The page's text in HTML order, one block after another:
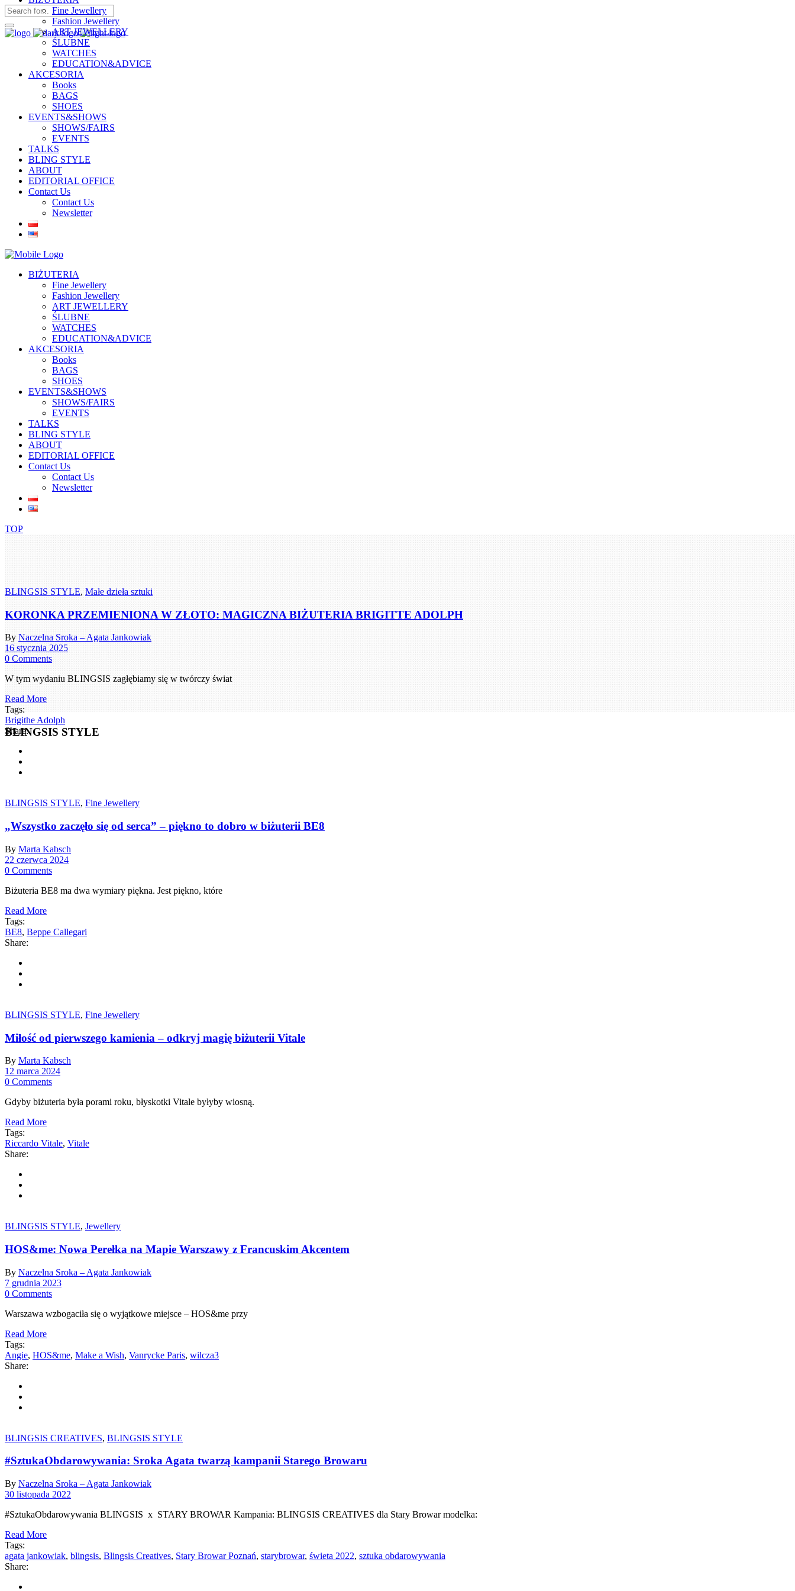
Fine Jewellery
Fashion Jewellery
ART JEWELLERY
ŚLUBNE
WATCHES
EDUCATION&ADVICE
AKCESORIA
Books
BAGS
SHOES
EVENTS&SHOWS
SHOWS/FAIRS
EVENTS
TALKS
BLING STYLE
ABOUT
EDITORIAL OFFICE
Contact Us
Contact Us
Newsletter
BIŻUTERIA
Fine Jewellery
Fashion Jewellery
ART JEWELLERY
ŚLUBNE
WATCHES
EDUCATION&ADVICE
AKCESORIA
Books
BAGS
SHOES
EVENTS&SHOWS
SHOWS/FAIRS
EVENTS
TALKS
BLING STYLE
ABOUT
EDITORIAL OFFICE
Contact Us
Contact Us
Newsletter
TOP
BLINGSIS STYLE
BLINGSIS STYLE, Małe dzieła sztuki
KORONKA PRZEMIENIONA W ZŁOTO: MAGICZNA BIŻUTERIA BRIGITTE ADOLPH
By Naczelna Sroka – Agata Jankowiak
16 stycznia 2025
0 Comments
W tym wydaniu BLINGSIS zagłębiamy się w twórczy świat
Read More
Tags:
Brigithe Adolph
Share:
BLINGSIS STYLE, Fine Jewellery
„Wszystko zaczęło się od serca” – piękno to dobro w biżuterii BE8
By Marta Kabsch
22 czerwca 2024
0 Comments
Biżuteria BE8 ma dwa wymiary piękna. Jest piękno, które
Read More
Tags:
BE8, Beppe Callegari
Share:
BLINGSIS STYLE, Fine Jewellery
Miłość od pierwszego kamienia – odkryj magię biżuterii Vitale
By Marta Kabsch
12 marca 2024
0 Comments
Gdyby biżuteria była porami roku, błyskotki Vitale byłyby wiosną.
Read More
Tags:
Riccardo Vitale, Vitale
Share:
BLINGSIS STYLE, Jewellery
HOS&me: Nowa Perełka na Mapie Warszawy z Francuskim Akcentem
By Naczelna Sroka – Agata Jankowiak
7 grudnia 2023
0 Comments
Warszawa wzbogaciła się o wyjątkowe miejsce – HOS&me przy
Read More
Tags:
Angie, HOS&me, Make a Wish, Vanrycke Paris, wilcza3
Share:
BLINGSIS CREATIVES, BLINGSIS STYLE
#SztukaObdarowywania: Sroka Agata twarzą kampanii Starego Browaru
By Naczelna Sroka – Agata Jankowiak
30 listopada 2022
#SztukaObdarowywania BLINGSIS x STARY BROWAR Kampania: BLINGSIS CREATIVES dla Stary Browar modelka:
Read More
Tags:
agata jankowiak, blingsis, Blingsis Creatives, Stary Browar Poznań, starybrowar, świeta 2022, sztuka obdarowywania
Share: